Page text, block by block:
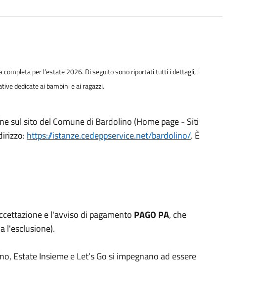
completa per l’estate 2026. Di seguito sono riportati tutti i dettagli, i
dedicate ai bambini e ai ragazzi.
sul sito del Comune di Bardolino (Home page - Siti
https://istanze.cedeppservice.net/bardolino/. È
e l'avviso di pagamento PAGO PA, che
l'esclusione).
Estate Insieme e Let’s Go si impegnano ad essere